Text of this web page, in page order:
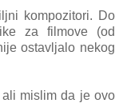
kompozitori. Do
za filmove (od
ostavljalo nekog
mislim da je ovo